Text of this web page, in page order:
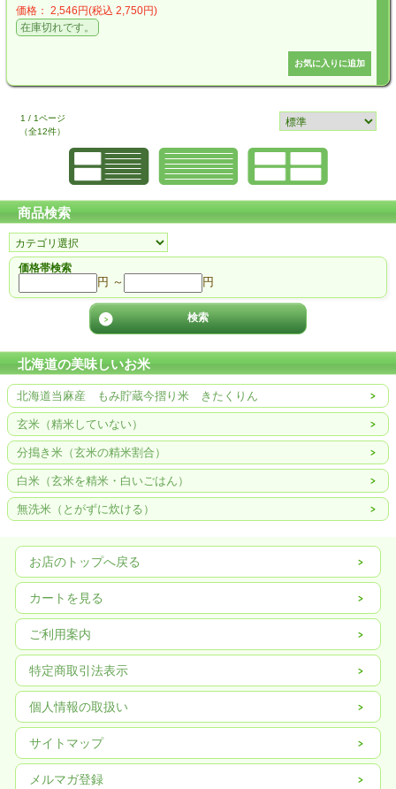
価格： 2,546円(税込 2,750円)
在庫切れです。
1 / 1ページ
（全12件）
商品検索
価格帯検索
円 ～ 円
北海道の美味しいお米
北海道当麻産 もみ貯蔵今摺り米 きたくりん
玄米（精米していない）
分搗き米（玄米の精米割合）
白米（玄米を精米・白いごはん）
無洗米（とがずに炊ける）
お店のトップへ戻る
カートを見る
ご利用案内
特定商取引法表示
個人情報の取扱い
サイトマップ
メルマガ登録